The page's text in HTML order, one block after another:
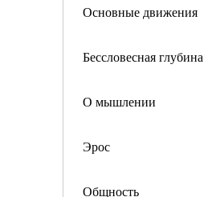
Основные движения
Бессловесная глубина
О мышлении
Эрос
Общность